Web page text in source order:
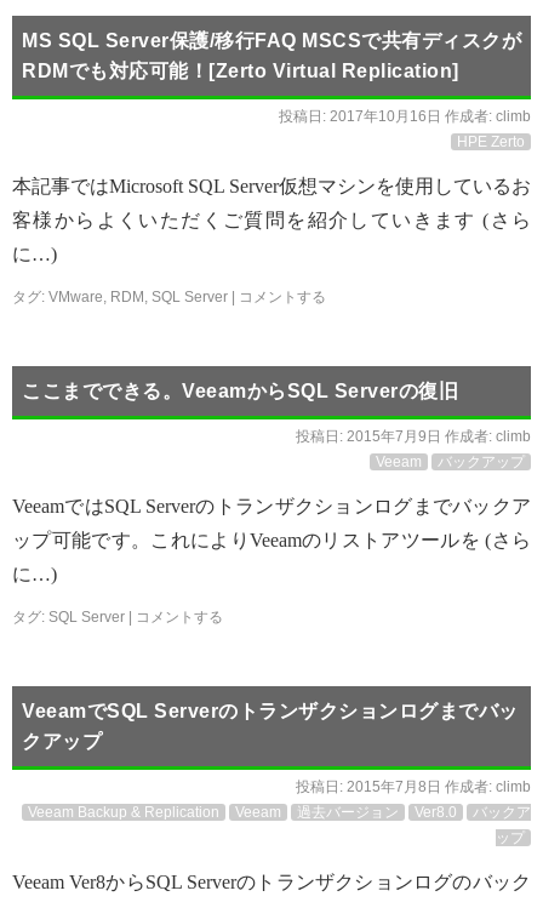
MS SQL Server保護/移行FAQ MSCSで共有ディスクが
RDMでも対応可能！[Zerto Virtual Replication]
投稿日: 2017年10月16日 作成者: climb
HPE Zerto
本記事ではMicrosoft SQL Server仮想マシンを使用しているお
客様からよくいただくご質問を紹介していきます (さら
に…)
タグ: VMware, RDM , SQL Server コメントする
ここまでできる。VeeamからSQL Serverの復旧
投稿日: 2015年7月9日 作成者: climb
Veeam
バックアップ
VeeamではSQL Serverのトランザクションログまでバックア
ップ可能です。これによりVeeamのリストアツールを (さら
に…)
タグ: SQL Server コメントする
VeeamでSQL Serverのトランザクションログまでバッ
クアップ
投稿日: 2015年7月8日 作成者: climb
Veeam Backup & Replication
Veeam 過去バージョン Ver8.0
バックア
ップ
Veeam Ver8からSQL Serverのトランザクションログのバック